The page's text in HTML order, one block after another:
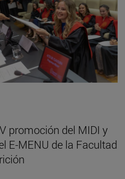
promoción del MIDI y
E-MENU de la Facultad